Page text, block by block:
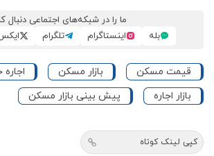
ما را در شبکه‌های اجتماعی دنبال
بله
اینستاگرام تلگرام
قیمت مسکن بازار مسکن
اجاره
بازار اجاره
پیش بینی بازار مسکن
کپی لینک کوتاه